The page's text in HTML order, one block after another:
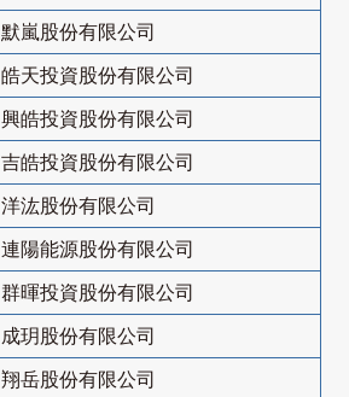
默嵐股份有限公司
皓天投資股份有限公司
興皓投資股份有限公司
吉皓投資股份有限公司
洋汯股份有限公司
連陽能源股份有限公司
群暉投資股份有限公司
成玥股份有限公司
翔岳股份有限公司